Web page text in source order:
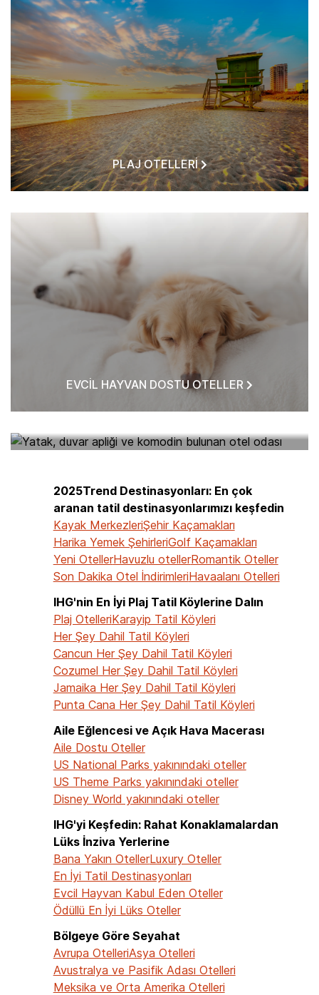
PLAJ OTELLERI
EVCIL HAYVAN DOSTU OTELLER
2025Trend Destinasyonları: En çok
aranan tatil destinasyonlarımızı keşfedin
Kayak MerkezleriŞehir Kaçamakları
Harika Yemek ŞehirleriGolf Kaçamakları
Yeni OtellerHavuzlu otellerRomantik Oteller
Son Dakika Otel İndirimleriHavaalanı Otelleri
IHG'nin En İyi Plaj Tatil Köylerine Dalın
Plaj OtelleriKarayip Tatil Köyleri
Her Şey Dahil Tatil Köyleri
Cancun Her Şey Dahil Tatil Köyleri
Cozumel Her Şey Dahil Tatil Köyleri
Jamaika Her Şey Dahil Tatil Köyleri
Punta Cana Her Şey Dahil Tatil Köyleri
Aile Eğlencesi ve Açık Hava Macerası
Aile Dostu Oteller
US National Parks yakınındaki oteller
US Theme Parks yakınındaki oteller
Disney World yakınındaki oteller
IHG'yi Keşfedin: Rahat Konaklamalardan
Lüks İnziva Yerlerine
Bana Yakın OtellerLuxury Oteller
En İyi Tatil Destinasyonları
Evcil Hayvan Kabul Eden Oteller
Ödüllü En İyi Lüks Oteller
Bölgeye Göre Seyahat
Avrupa OtelleriAsya Otelleri
Avustralya ve Pasifik Adası Otelleri
Meksika ve Orta Amerika Otelleri